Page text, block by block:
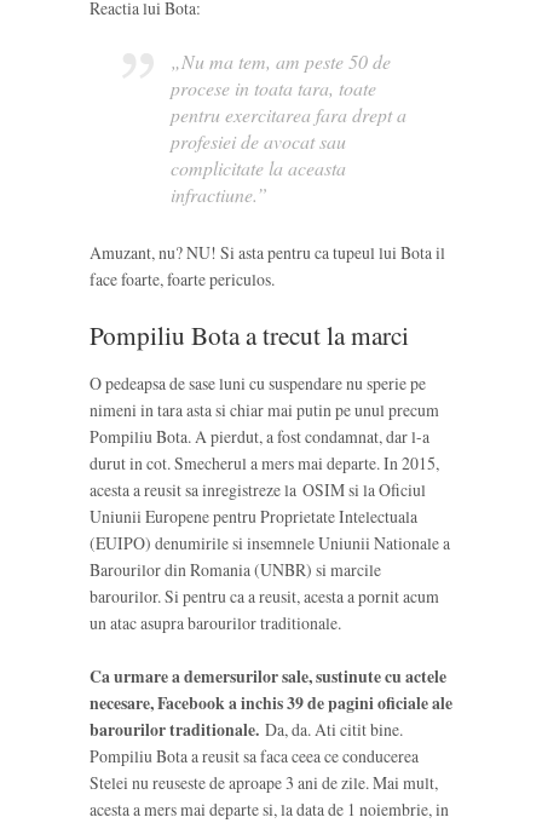
Reactia lui Bota:
„Nu ma tem, am peste 50 de
procese in toata tara, toate
pentru exercitarea fara drept a
profesiei de avocat sau
complicitate la aceasta
infractiune.”
Amuzant, nu? NU! Si asta pentru ca tupeul lui Bota il
face foarte, foarte periculos.
Pompiliu Bota a trecut la marci
O pedeapsa de sase luni cu suspendare nu sperie pe
nimeni in tara asta si chiar mai putin pe unul precum
Pompiliu Bota. A pierdut, a fost condamnat, dar l-a
durut in cot. Smecherul a mers mai departe. In 2015,
acesta a reusit sa inregistreze la OSIM si la Oficiul
Uniunii Europene pentru Proprietate Intelectuala
(EUIPO) denumirile si insemnele Uniunii Nationale a
Barourilor din Romania (UNBR) si marcile
barourilor. Si pentru ca a reusit, acesta a pornit acum
un atac asupra barourilor traditionale.
Ca urmare a demersurilor sale, sustinute cu actele
necesare, Facebook a inchis 39 de pagini oficiale ale
barourilor traditionale. Da, da. Ati citit bine.
Pompiliu Bota a reusit sa faca ceea ce conducerea
Stelei nu reuseste de aproape 3 ani de zile. Mai mult,
acesta a mers mai departe si, la data de 1 noiembrie, in